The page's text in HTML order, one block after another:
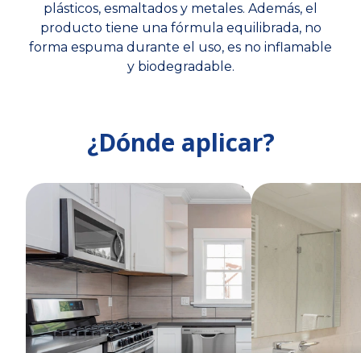
plásticos, esmaltados y metales. Además, el
producto tiene una fórmula equilibrada, no
forma espuma durante el uso, es no inflamable
y biodegradable.
¿Dónde aplicar?